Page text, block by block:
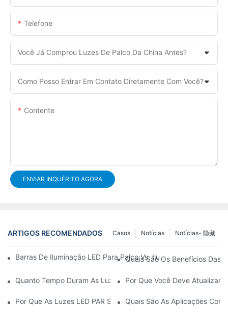
Telefone
Você Já Comprou Luzes De Palco Da China Antes?
Como Posso Entrar Em Contato Diretamente Com Você?
Contente
ENVIAR INQUÉRITO AGORA
ARTIGOS RECOMENDADOS Notícias- 隐藏
Notícias
Casos
Barras De Iluminação LED Para Palco Vs. Iluminação De Palco
Quais São Os Benefícios Das
Quanto Tempo Duram As Luzes LED PAR?Por Que Você Deve Atualizar
Por Que As Luzes LED PAR São Perfeitas Para Galerias De Arte
Quais São As Aplicações